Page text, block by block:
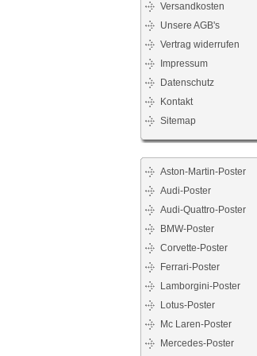
Versandkosten
Unsere AGB's
Vertrag widerrufen
Impressum
Datenschutz
Kontakt
Sitemap
Aston-Martin-Poster
Audi-Poster
Audi-Quattro-Poster
BMW-Poster
Corvette-Poster
Ferrari-Poster
Lamborgini-Poster
Lotus-Poster
Mc Laren-Poster
Mercedes-Poster